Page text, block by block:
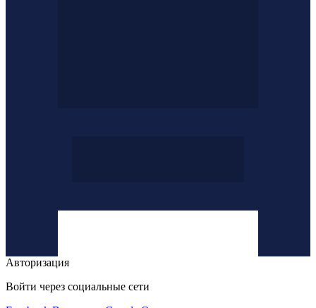
Авторизация
Войти через социальные сети